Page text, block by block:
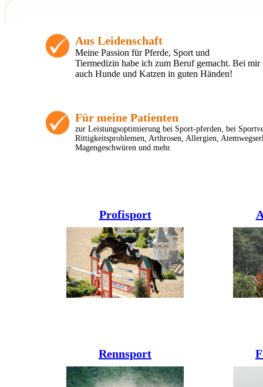
Aus Leidenschaft
Meine Passion für Pferde, Sport und
Tiermedizin habe ich zum Beruf gemacht. Bei mir
auch Hunde und Katzen in guten Händen!
Für meine Patienten
zur Leistungsoptimierung bei Sport-pferden, bei
Rittigkeitsproblemen, Arthrosen, Allergien,
Magengeschwüren und mehr.
Profisport
Rennsport